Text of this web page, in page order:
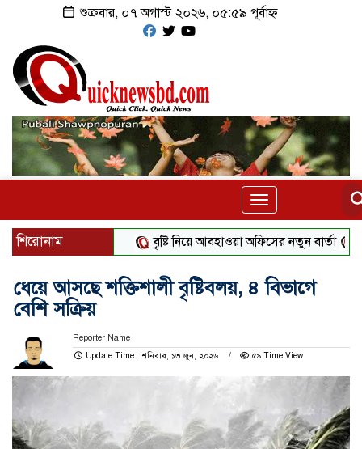
শুক্রবার, ০৭ অগাস্ট ২০২৬, ০৫:৫৯ পূর্বাহ্ন
Toggle
navigation
শিরোনাম বৃষ্টি নিয়ে আবহাওয়া অফিসের নতুন বার্তা
ধেয়ে আসছে শক্তিশালী বৃষ্টিবলয়, ৪ বিভাগে
বেশি সক্রিয়
Reporter Name
Update Time : শনিবার, ১৩ জুন, ২০২৬
৫৯ Time View